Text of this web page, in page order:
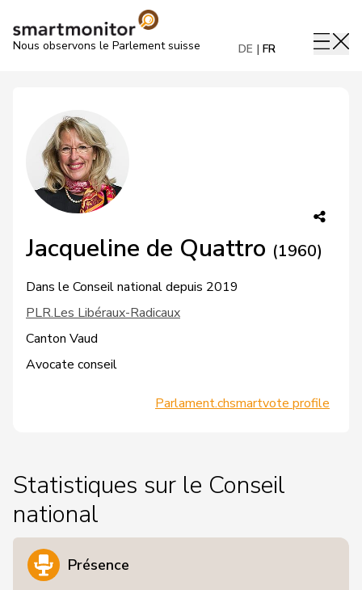
Nous observons le Parlement suisse DE FR
Jacqueline de Quattro (1960)
Dans le Conseil national depuis 2019
PLR.Les Libéraux-Radicaux
Canton Vaud
Avocate conseil
Parlament.chsmartvote profile
Statistiques sur le Conseil
national
Présence